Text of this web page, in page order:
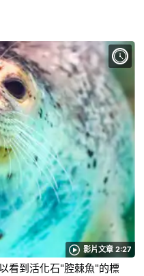
影片文章 2:27
看到活化石"腔棘魚"的標